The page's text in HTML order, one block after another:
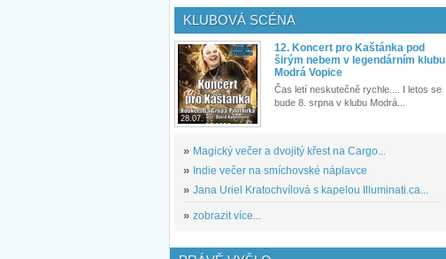
KLUBOVÁ SCÉNA
28.07.
12. Koncert pro Kaštánka pod
širým nebem v legendárním klubu
Modrá Vopice
Čas letí neskutečně rychle.... I letos se
bude 8. srpna v klubu Modrá...
» Magický večer a dvojitý křest na Cargo...
» Indie večer na smíchovské náplavce
» Jana Uriel Kratochvílová s kapelou Illuminati.ca...
» zobrazit více...